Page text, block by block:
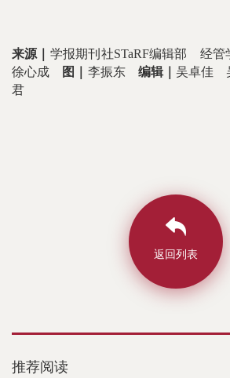
来源｜ 学报期刊社STaRF编辑部 经管
徐心成
图｜ 李振东 编辑｜吴卓佳
君
返回列表
推荐阅读